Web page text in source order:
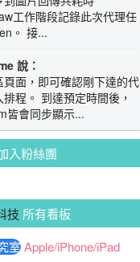
工作階段記錄此次代理任
。 接...
說：
頁面，即可確認剛下達的代
程。 到達預定時間後，
皆會同步顯示...
入粉絲團
技 所有看板
室Apple/iPhone/iPad